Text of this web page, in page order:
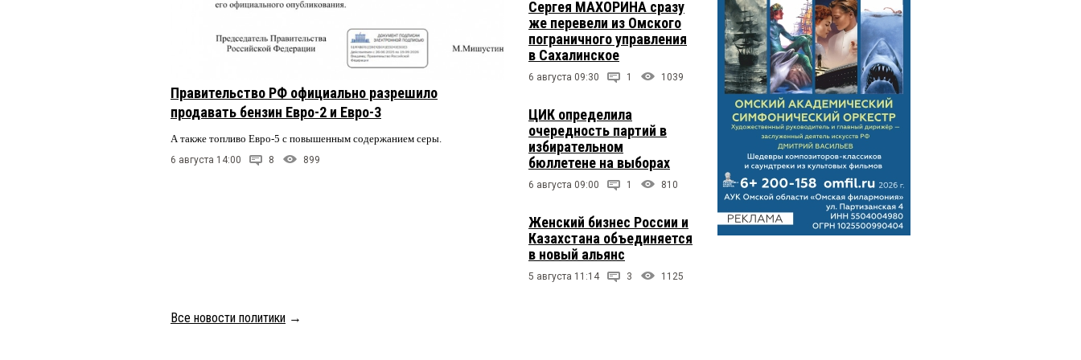
Правительство РФ официально разрешило
продавать бензин Евро-2 и Евро-3
А также топливо Евро-5 с повышенным содержанием серы.
6 августа 14:00 8 899
Сергея МАХОРИНА сразу
же перевели из Омского
пограничного управления
в Сахалинское
6 августа 09:30 1 1039
ЦИК определила
очередность партий в
избирательном
бюллетене на выборах
6 августа 09:00 1 810
Женский бизнес России и
Казахстана объединяется
в новый альянс
5 августа 11:14 3 1125
Все новости политики →